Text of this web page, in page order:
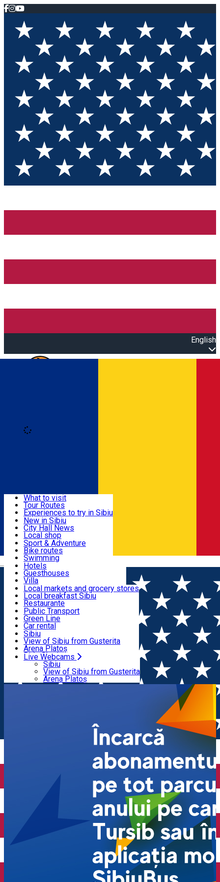
English
Română
Useful info
Activities & Adventure
Accommodation
Food, Drinks & Nightlife
Transport & Parking
Live Webcams
What to visit
Tour Routes
Experiences to try in Sibiu
Podcast
Culture
Museums
Churches
Parks, Zoo
County of Sibiu
New in Sibiu
City Hall News
Local shop
Sibiu artisans
Sibiul Verde
Public services
Education
How do I get to Sibiu
Tourist Info
Tour Guides
Guided tours
Publicații locale
Beauty salons
Sport & Adventure
Bike routes
Swimming
Riding
Indoor activities
Loc de joacă indoor
Loc de joacă outdoor
Ski
Ice skating
Yoga
Hotels
Guesthouses
Villa
Hostels
Motel
Camping
Renting rooms
Rooms for rent
Accommodation outside Sibiu
Local markets and grocery stores
Local breakfast Sibiu
Restaurante
Pizza
Fast Food
Coffee
Sweets
Pub, Bar
Night clubs
Bakeries
Public Transport
Green Line
Car rental
Rent a bike
Scooter rentals
Taxi
Ride Sharing
Parking tickets
Parking places
Electric vehicle charging points
Sibiu
View of Sibiu from Gusterita
Arena Platoș
Live Webcams
Sibiu
View of Sibiu from Gusterita
Arena Platoș
Home News Tursib Sibiu
Tombola client fidel Tursib